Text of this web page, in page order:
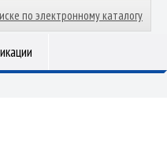
по электронному каталогу